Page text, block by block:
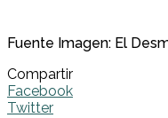
Fuente Imagen: El
Compartir
Facebook
Twitter